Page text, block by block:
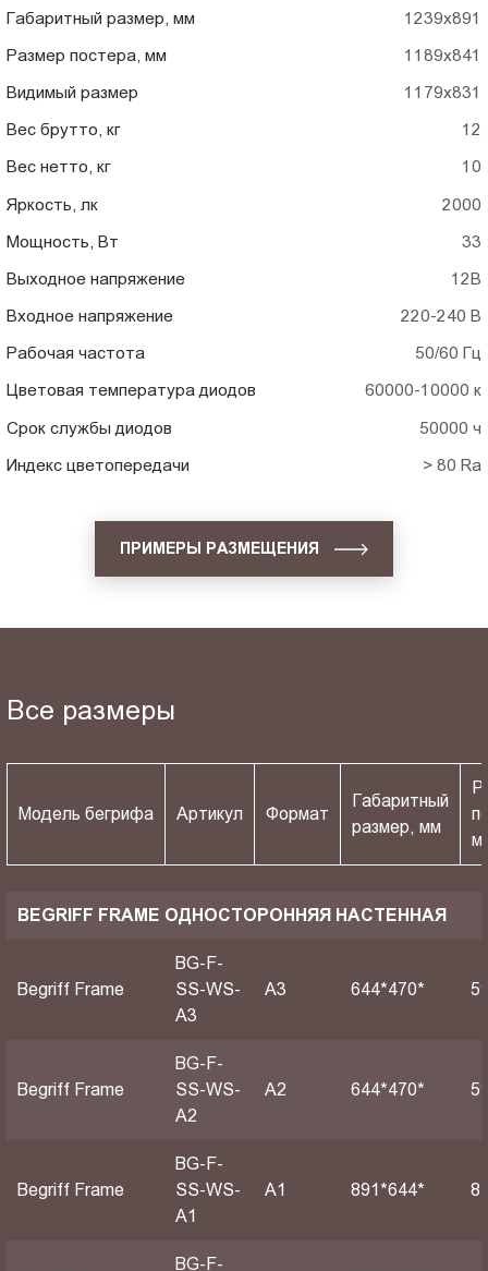
Габаритный размер, мм 1239x891
Размер постера, мм 1189x841
Видимый размер 1179x831
Вес брутто, кг 12
Вес нетто, кг 10
Яркость, лк 2000
Мощность, Вт 33
Выходное напряжение 12В
Входное напряжение 220-240 В
Рабочая частота 50/60 Гц
Цветовая температура диодов 60000-10000 к
Срок службы диодов 50000 ч
Индекс цветопередачи > 80 Ra
ПРИМЕРЫ РАЗМЕЩЕНИЯ
Все размеры
Модель бегрифа Артикул Формат
Габаритный
размер, мм
BEGRIFF FRAME ОДНОСТОРОННЯЯ НАСТЕННАЯ
Begriff Frame
BG-F-
SS-WS-
A3
A3 644*470*
Begriff Frame
BG-F-
SS-WS-
A2
A2 644*470*
Begriff Frame
BG-F-
SS-WS-
A1
А1 891*644*
BG-F-